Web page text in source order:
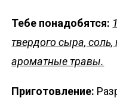
Тебе понадобятся:
твердого сыра,
ароматные травы.
Приготовление: